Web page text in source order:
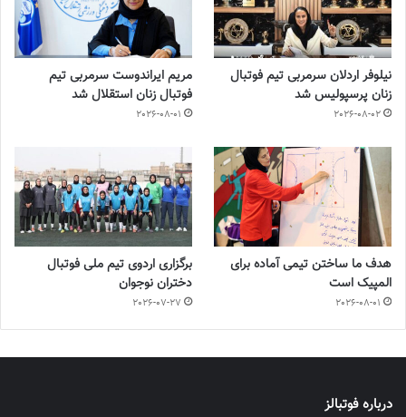
نیلوفر اردلان سرمربی تیم فوتبال
زنان پرسپولیس شد
2026-08-02
مریم ایراندوست سرمربی تیم
فوتبال زنان استقلال شد
2026-08-01
هدف ما ساختن تیمی آماده برای
المپیک است
2026-08-01
برگزاری اردوی تیم ملی فوتبال
دختران نوجوان
2026-07-27
درباره فوتبالز